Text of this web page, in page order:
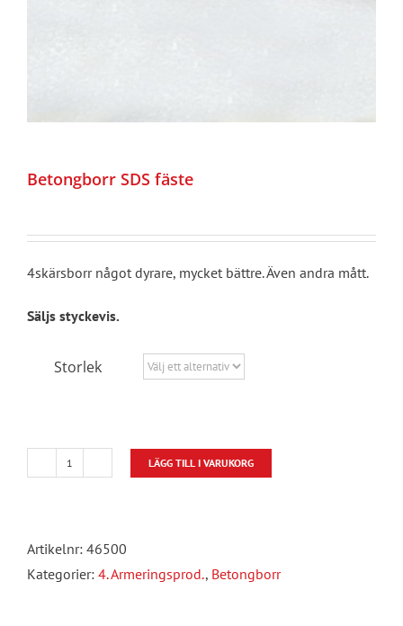
Betongborr SDS fäste
4skärsborr något dyrare, mycket bättre. Även andra mått.
Säljs styckevis.
Storlek
Betongborr
mängd
LÄGG TILL I VARUKORG
Artikelnr: 46500
Kategorier: 4. Armeringsprod., Betongborr